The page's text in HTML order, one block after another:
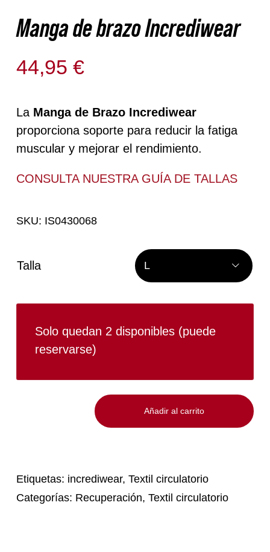
Manga de brazo Incrediwear
44,95€
La Manga de Brazo Incrediwear
proporciona soporte para reducir la fatiga
muscular y mejorar el rendimiento.
CONSULTA NUESTRA GUÍA DE TALLAS
SKU: IS0430068
Talla 
Solo quedan 2 disponibles (puede
reservarse)
Añadir al carrito
Etiquetas: incrediwear,Textil circulatorio
Categorías: Recuperación,Textil circulatorio